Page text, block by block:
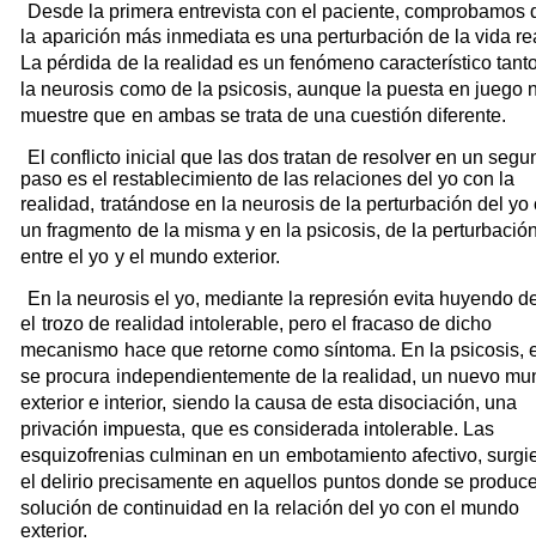
Desde la primera entrevista con el paciente, comprobamos
la aparición más inmediata es una perturbación de la vida
La pérdida de la realidad es un fenómeno característico
la neurosis como de la psicosis, aunque la puesta en juego
muestre que en ambas se trata de una cuestión diferente.
El conflicto inicial que las dos tratan de resolver en un
paso es el restablecimiento de las relaciones del yo con la
realidad, tratándose en la neurosis de la perturbación del yo
un fragmento de la misma y en la psicosis, de la
entre el yo y el mundo exterior.
En la neurosis el yo, mediante la represión evita huyendo
el trozo de realidad intolerable, pero el fracaso de dicho
mecanismo hace que retorne como síntoma. En la psicosis,
se procura independientemente de la realidad, un nuevo
exterior e interior, siendo la causa de esta disociación, una
privación impuesta, que es considerada intolerable. Las
esquizofrenias culminan en un embotamiento afectivo,
el delirio precisamente en aquellos puntos donde se
solución de continuidad en la relación del yo con el mundo
exterior.